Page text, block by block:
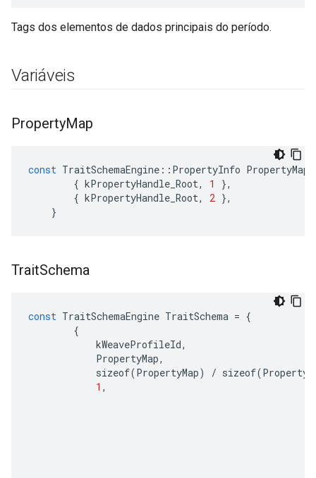
Tags dos elementos de dados principais do período.
Variáveis
PropertyMap
const TraitSchemaEngine :: PropertyInfo PropertyMap
{ kPropertyHandle_Root, 1
},
{ kPropertyHandle_Root, 2 },
}
TraitSchema
const TraitSchemaEngine TraitSchema = {
{
kWeaveProfileId,
PropertyMap,
sizeof(PropertyMap) / sizeof(
1 ,